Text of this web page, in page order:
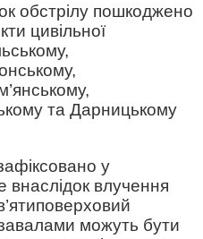
обстрілу пошкоджено
цивільної
та Дарницькому
у
внаслідок влучення
можуть бути